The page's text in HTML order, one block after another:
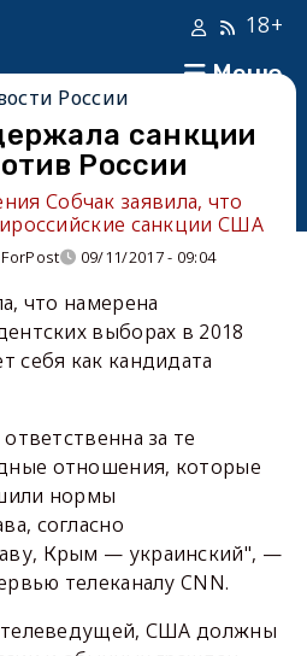
Меню
18+
России
санкции
России
Собчак заявила, что
санкции США
09/11/2017 - 09:04
что намерена
выборах в 2018
себя как кандидата
за те
отношения, которые
нормы
согласно
Крым — украинский", —
телеканалу CNN.
США должны